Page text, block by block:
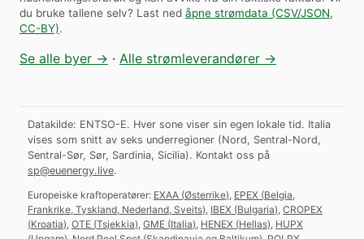
du bruke tallene selv? Last ned åpne strømdata (CSV/JSON,
CC-BY).
Se alle byer → · Alle strømleverandører →
Datakilde: ENTSO-E. Hver sone viser sin egen lokale tid. Italia
vises som snitt av seks underregioner (Nord, Sentral-Nord,
Sentral-Sør, Sør, Sardinia, Sicilia). Kontakt oss på
sp@euenergy.live.
Europeiske kraftoperatører: EXAA (Østerrike), EPEX (Belgia,
Frankrike, Tyskland, Nederland, Sveits), IBEX (Bulgaria), CROPEX
(Kroatia), OTE (Tsjekkia), GME (Italia), HENEX (Hellas), HUPX